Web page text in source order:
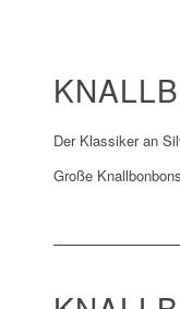
Der Klassiker an
Große